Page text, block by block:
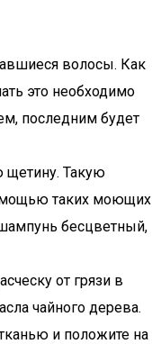
волосы. Как
это необходимо
последним будет
щетину. Такую
таких моющих
бесцветный,
от грязи в
чайного дерева.
и положите на